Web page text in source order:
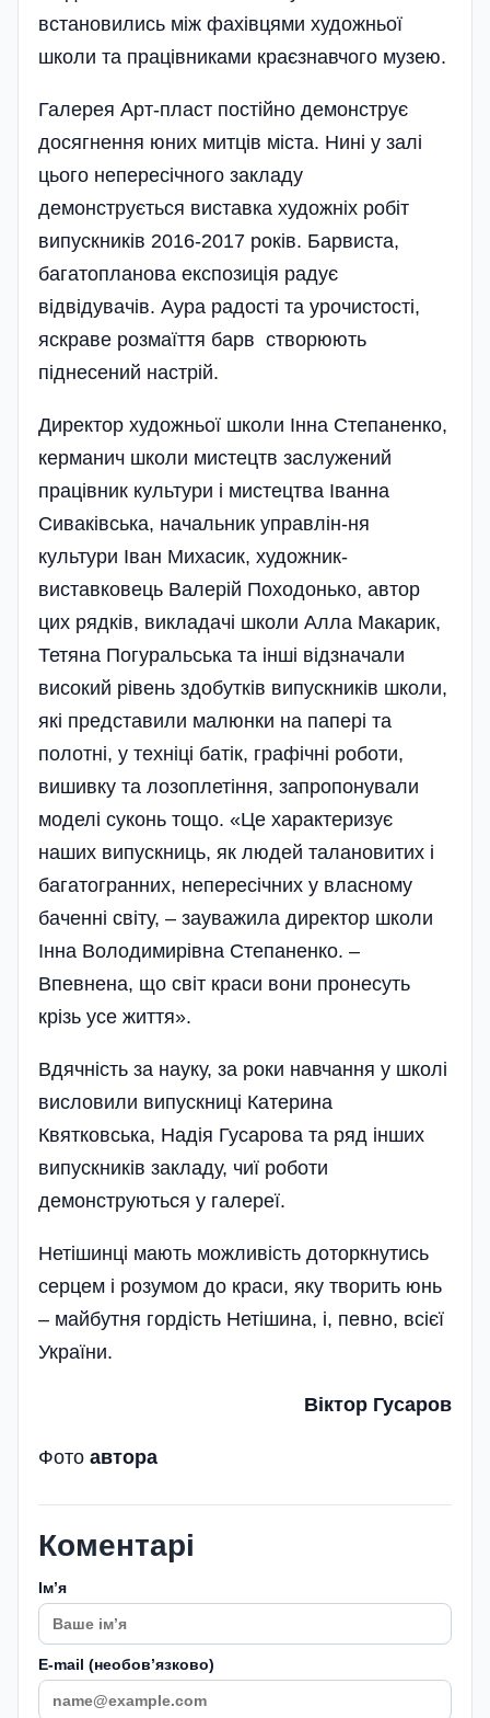
встановились між фахівцями художньої
школи та працівниками краєзнавчого музею.
Галерея Арт-пласт постійно демонструє
досягнення юних мит­ців міста. Нині у залі
цього непересічного закладу
демонструється виставка художніх робіт
випускників 2016-2017 років. Барвиста,
багатопланова експозиція радує
відвідувачів. Аура радості та урочистості,
яскраве розмаїття барв створюють
піднесений настрій.
Директор художньої школи Інна Степаненко,
керманич школи мистецтв заслужений
працівник культури і мистецтва Іванна
Сиваківська, начальник управлін­-ня
культури Іван Ми­хасик, художник-
виставковець Валерій Походонь­ко, автор
цих рядків, викладачі школи Алла Макарик,
Тетяна Погуральська та інші відзначали
високий рівень здобутків випускників школи,
які представили малюнки на папері та
полотні, у техніці батік, графічні роботи,
вишивку та лозо­плетіння, запропонували
моделі суконь тощо. «Це характеризує
наших випускниць, як людей талановитих і
багатогранних, непересічних у власному
баченні світу, – зауважила директор школи
Інна Володимирівна Степаненко. –
Впевнена, що світ краси вони пронесуть
крізь усе життя».
Вдячність за науку, за роки навчання у школі
висловили випускниці Катерина
Квятковська, Надія Гусарова та ряд інших
випускників закладу, чиї роботи
демонструються у галереї.
Нетішинці мають можливість доторкнутись
серцем і розумом до краси, яку творить юнь
– майбутня гордість Нетішина, і, певно, всієї
України­.
Віктор Гусаров
Фото автора
Коментарі
Імʼя
E-mail (необовʼязково)